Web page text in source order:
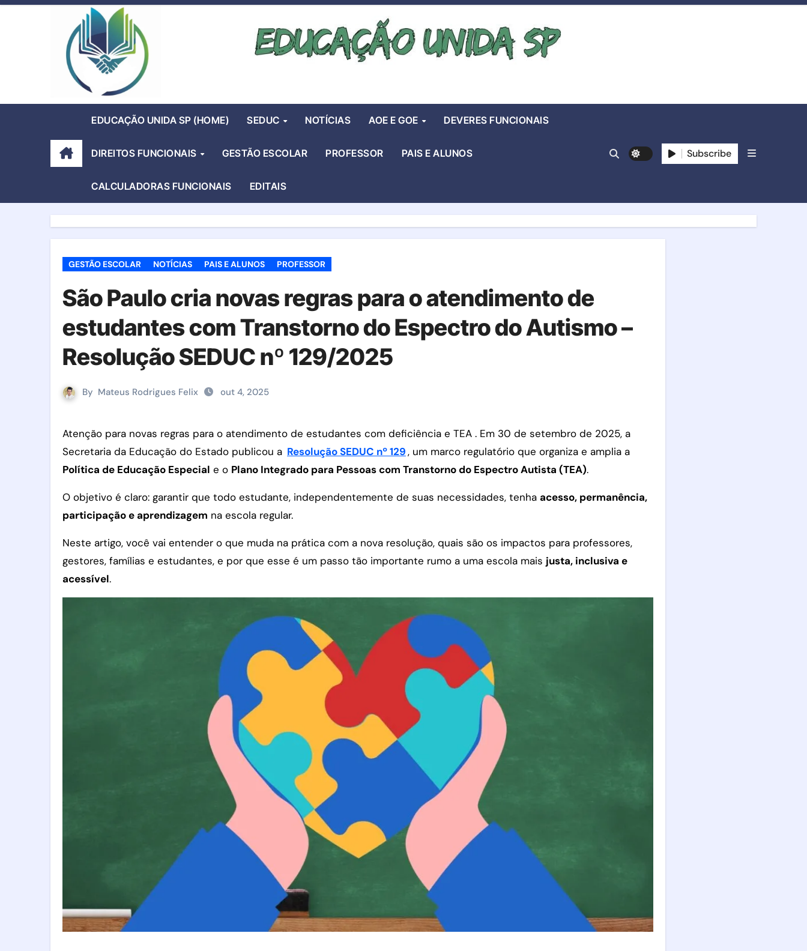
Skip
EDUCAÇÃO UNIDA SP (HOME) SEDUC NOTÍCIAS AOE E GOE DEVERES FUNCIONAIS
DIREITOS FUNCIONAIS GESTÃO ESCOLAR PROFESSOR PAIS E ALUNOS
CALCULADORAS FUNCIONAIS EDITAIS
Subscribe
GESTÃO ESCOLAR NOTÍCIAS PAIS E ALUNOS PROFESSOR
São Paulo cria novas regras para o atendimento de
estudantes com Transtorno do Espectro do Autismo –
Resolução SEDUC nº 129/2025
By Mateus Rodrigues Felix out 4, 2025
Atenção para novas regras para o atendimento de estudantes com deficiência e TEA . Em 30 de setembro de 2025, a
Secretaria da Educação do Estado publicou a Resolução SEDUC nº 129, um marco regulatório que organiza e amplia a
Política de Educação Especial e o Plano Integrado para Pessoas com Transtorno do Espectro Autista (TEA).
O objetivo é claro: garantir que todo estudante, independentemente de suas necessidades, tenha acesso, permanência,
participação e aprendizagem na escola regular.
Neste artigo, você vai entender o que muda na prática com a nova resolução, quais são os impactos para professores,
gestores, famílias e estudantes, e por que esse é um passo tão importante rumo a uma escola mais justa, inclusiva e
acessível.